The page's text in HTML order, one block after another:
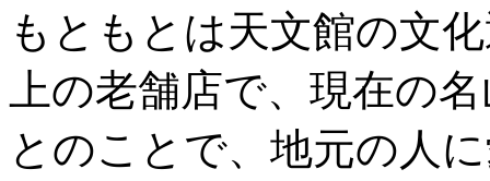
もともとは天文館の文
上の老舗店で、現在の
とのことで、地元の人